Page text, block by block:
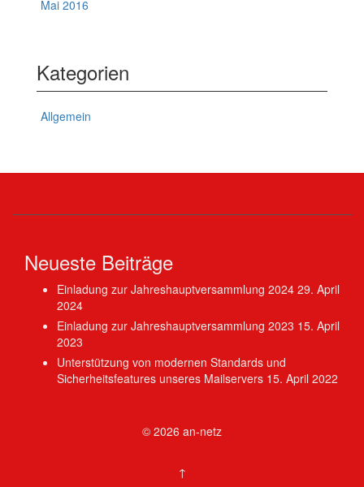
Mai 2016
Kategorien
Allgemein
Neueste Beiträge
Einladung zur Jahreshauptversammlung 2024 29. April
2024
Einladung zur Jahreshauptversammlung 2023 15. April
2023
Unterstützung von modernen Standards und
Sicherheitsfeatures unseres Mailservers 15. April 2022
© 2026 an-netz
↑